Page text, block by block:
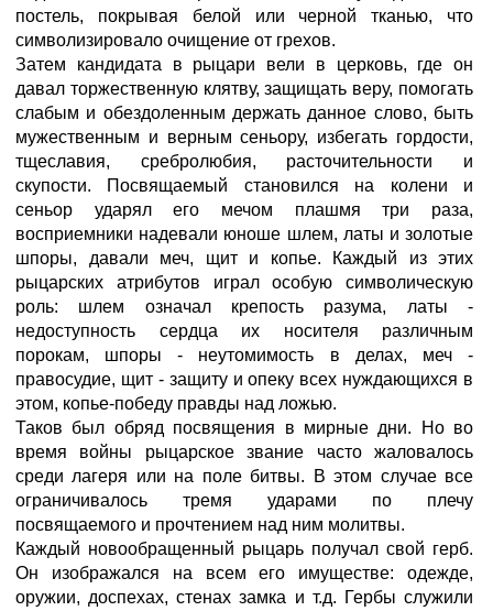
постель, покрывая белой или черной тканью, что
символизировало очищение от грехов.
Затем кандидата в рыцари вели в церковь, где он
давал торжественную клятву, защищать веру, помогать
слабым и обездоленным держать данное слово, быть
мужественным и верным сеньору, избегать гордости,
тщеславия, сребролюбия, расточительности и
скупости. Посвящаемый становился на колени и
сеньор ударял его мечом плашмя три раза,
восприемники надевали юноше шлем, латы и золотые
шпоры, давали меч, щит и копьe. Каждый из этих
рыцарских атрибутов играл особую символическую
роль: шлем означал крепость разума, латы -
недоступность сердца их носителя различным
порокам, шпоры - неутомимость в делах, меч -
правосудие, щит - защиту и опеку всех нуждающихся в
этом, копьe-победу правды над ложью.
Таков был обряд посвящения в мирные дни. Но во
время войны рыцарское звание часто жаловалось
среди лагеря или на поле битвы. В этом случае всe
ограничивалось тремя ударами по плечу
посвящаемого и прочтением над ним молитвы.
Каждый новообращeнный рыцарь получал свой герб.
Он изображался на всeм его имуществе: одежде,
оружии, доспехах, стенах замка и т.д. Гербы служили